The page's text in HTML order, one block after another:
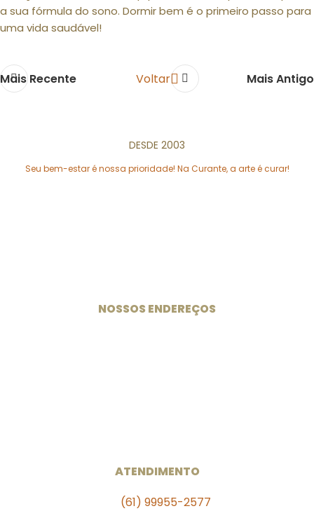
a sua fórmula do sono. Dormir bem é o primeiro passo para
uma vida saudável!
Mais Recente Voltar Mais Antigo
DESDE 2003
Seu bem-estar é nossa prioridade! Na Curante, a arte é curar!
NOSSOS ENDEREÇOS
ATENDIMENTO
(61) 99955-2577